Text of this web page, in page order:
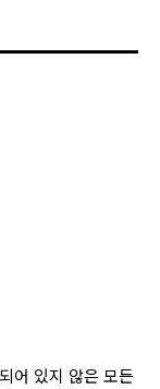
어 있지 않은 모든